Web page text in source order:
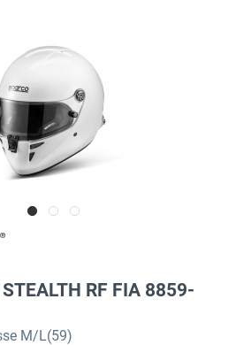
RF FIA 8859-
M/L(59)